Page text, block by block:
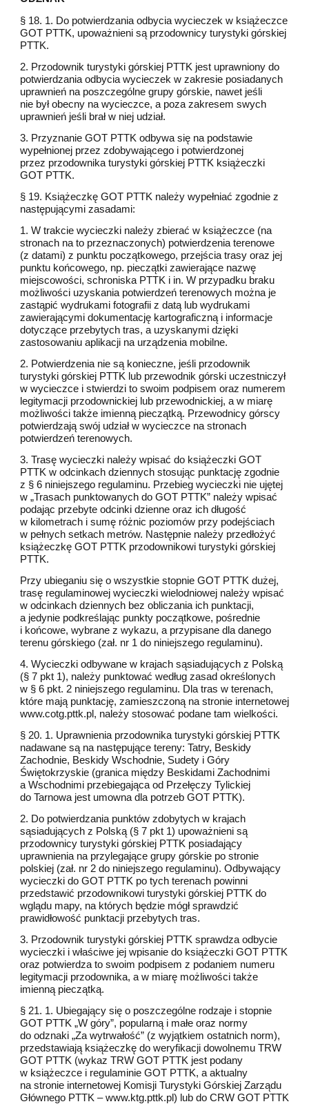
§ 18. 1. Do potwierdzania odbycia wycieczek w książeczce
GOT PTTK, upoważnieni są przodownicy turystyki górskiej
PTTK.
2. Przodownik turystyki górskiej PTTK jest uprawniony do
potwierdzania odbycia wycieczek w zakresie posiadanych
uprawnień na poszczególne grupy górskie, nawet jeśli
nie był obecny na wycieczce, a poza zakresem swych
uprawnień jeśli brał w niej udział.
3. Przyznanie GOT PTTK odbywa się na podstawie
wypełnionej przez zdobywającego i potwierdzonej
przez przodownika turystyki górskiej PTTK książeczki
GOT PTTK.
§ 19. Książeczkę GOT PTTK należy wypełniać zgodnie z
następującymi zasadami:
1. W trakcie wycieczki należy zbierać w książeczce (na
stronach na to przeznaczonych) potwierdzenia terenowe
(z datami) z punktu początkowego, przejścia trasy oraz jej
punktu końcowego, np. pieczątki zawierające nazwę
miejscowości, schroniska PTTK i in. W przypadku braku
możliwości uzyskania potwierdzeń terenowych można je
zastąpić wydrukami fotografii z datą lub wydrukami
zawierającymi dokumentację kartograficzną i informacje
dotyczące przebytych tras, a uzyskanymi dzięki
zastosowaniu aplikacji na urządzenia mobilne.
2. Potwierdzenia nie są konieczne, jeśli przodownik
turystyki górskiej PTTK lub przewodnik górski uczestniczył
w wycieczce i stwierdzi to swoim podpisem oraz numerem
legitymacji przodownickiej lub przewodnickiej, a w miarę
możliwości także imienną pieczątką. Przewodnicy górscy
potwierdzają swój udział w wycieczce na stronach
potwierdzeń terenowych.
3. Trasę wycieczki należy wpisać do książeczki GOT
PTTK w odcinkach dziennych stosując punktację zgodnie
z § 6 niniejszego regulaminu. Przebieg wycieczki nie ujętej
w „Trasach punktowanych do GOT PTTK” należy wpisać
podając przebyte odcinki dzienne oraz ich długość
w kilometrach i sumę różnic poziomów przy podejściach
w pełnych setkach metrów. Następnie należy przedłożyć
książeczkę GOT PTTK przodownikowi turystyki górskiej
PTTK.
Przy ubieganiu się o wszystkie stopnie GOT PTTK dużej,
trasę regulaminowej wycieczki wielodniowej należy wpisać
w odcinkach dziennych bez obliczania ich punktacji,
a jedynie podkreślając punkty początkowe, pośrednie
i końcowe, wybrane z wykazu, a przypisane dla danego
terenu górskiego (zał. nr 1 do niniejszego regulaminu).
4. Wycieczki odbywane w krajach sąsiadujących z Polską
(§ 7 pkt 1), należy punktować według zasad określonych
w § 6 pkt. 2 niniejszego regulaminu. Dla tras w terenach,
które mają punktację, zamieszczoną na stronie internetowej
www.cotg.pttk.pl, należy stosować podane tam wielkości.
§ 20. 1. Uprawnienia przodownika turystyki górskiej PTTK
nadawane są na następujące tereny: Tatry, Beskidy
Zachodnie, Beskidy Wschodnie, Sudety i Góry
Świętokrzyskie (granica między Beskidami Zachodnimi
a Wschodnimi przebiegająca od Przełęczy Tylickiej
do Tarnowa jest umowna dla potrzeb GOT PTTK).
2. Do potwierdzania punktów zdobytych w krajach
sąsiadujących z Polską (§ 7 pkt 1) upoważnieni są
przodownicy turystyki górskiej PTTK posiadający
uprawnienia na przylegające grupy górskie po stronie
polskiej (zał. nr 2 do niniejszego regulaminu). Odbywający
wycieczki do GOT PTTK po tych terenach powinni
przedstawić przodownikowi turystyki górskiej PTTK do
wglądu mapy, na których będzie mógł sprawdzić
prawidłowość punktacji przebytych tras.
3. Przodownik turystyki górskiej PTTK sprawdza odbycie
wycieczki i właściwe jej wpisanie do książeczki GOT PTTK
oraz potwierdza to swoim podpisem z podaniem numeru
legitymacji przodownika, a w miarę możliwości także
imienną pieczątką.
§ 21. 1. Ubiegający się o poszczególne rodzaje i stopnie
GOT PTTK „W góry”, popularną i małe oraz normy
do odznaki „Za wytrwałość” (z wyjątkiem ostatnich norm),
przedstawiają książeczkę do weryfikacji dowolnemu TRW
GOT PTTK (wykaz TRW GOT PTTK jest podany
w książeczce i regulaminie GOT PTTK, a aktualny
na stronie internetowej Komisji Turystyki Górskiej Zarządu
Głównego PTTK – www.ktg.pttk.pl) lub do CRW GOT PTTK